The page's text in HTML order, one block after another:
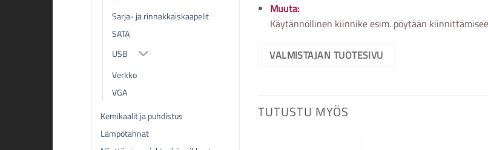
Sarja- ja rinnakkaiskaapelit
SATA
USB
Verkko
VGA
Kemikaalit ja puhdistus
Lämpötahnat
Muuta:
Käytännöllinen kiinnike esim. pöytään
VALMISTAJAN TUOTESIVU
TUTUSTU MYÖS